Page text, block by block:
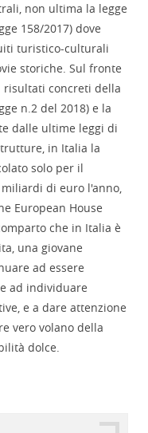
non ultima la legge
158/2017) dove
turistico-culturali
storiche. Sul fronte
concreti della
n.2 del 2018) e la
dalle ultime leggi di
in Italia la
solo per il
di euro l'anno,
European House
che in Italia è
una giovane
ad essere
ad individuare
e a dare attenzione
vero volano della
dolce.